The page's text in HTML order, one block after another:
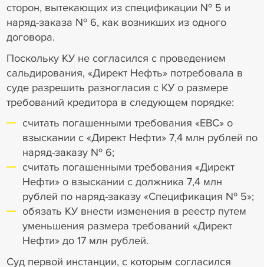
сторон, вытекающих из спецификации № 5 и
наряд-заказа № 6, как возникших из одного
договора.
Поскольку КУ не согласился с проведением
сальдирования, «Директ Нефть» потребовала в
суде разрешить разногласия с КУ о размере
требований кредитора в следующем порядке:
считать погашенными требования «ЕВС» о
взыскании с «Директ Нефти» 7,4 млн рублей по
наряд-заказу № 6;
считать погашенными требования «Директ
Нефти» о взыскании с должника 7,4 млн
рублей по наряд-заказу «Спецификация № 5»;
обязать КУ внести изменения в реестр путем
уменьшения размера требований «Директ
Нефти» до 17 млн рублей.
Суд первой инстанции, с которым согласился